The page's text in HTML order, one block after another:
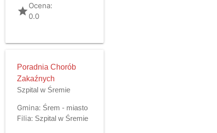
gradeOcena:
0.0
Poradnia Chorób
Zakaźnych
Szpital w Śremie
Gmina: Śrem - miasto
Filia: Szpital w Śremie